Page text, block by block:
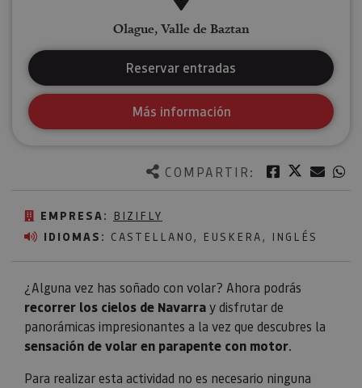
COMPARTIR: Facebook
Twitter
EMPRESA: BIZIFLY
IDIOMAS: CASTELLANO, EUSKERA, INGLÉS
¿Alguna vez has soñado con volar? Ahora podrás
recorrer los cielos de Navarray disfrutar de
panorámicas impresionantes a la vez que descubres la
sensación de volar en parapente con motor.
Para realizar esta actividad no es necesario ninguna
Olague, Valle de Baztan
Reservar entradas
Más información